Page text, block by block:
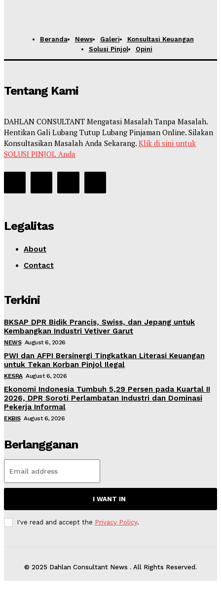
Beranda News Galeri
Konsultasi Keuangan
Solusi Pinjol
Opini
Tentang Kami
DAHLAN CONSULTANT Mengatasi Masalah Tanpa Masalah.
Hentikan Gali Lubang Tutup Lubang Pinjaman Online. Silakan
Konsultasikan Masalah Anda Sekarang. Klik di sini untuk
SOLUSI PINJOL Anda
Legalitas
About
Contact
Terkini
BKSAP DPR Bidik Prancis, Swiss, dan Jepang untuk
Kembangkan Industri Vetiver Garut
NEWS August 6, 2026
PWI dan AFPI Bersinergi Tingkatkan Literasi Keuangan
untuk Tekan Korban Pinjol Ilegal
KESRA August 6, 2026
Ekonomi Indonesia Tumbuh 5,29 Persen pada Kuartal II
2026, DPR Soroti Perlambatan Industri dan Dominasi
Pekerja Informal
EKBIS August 6, 2026
Berlangganan
I WANT IN
I've read and accept the Privacy Policy.
© 2025 Dahlan Consultant News . All Rights Reserved.